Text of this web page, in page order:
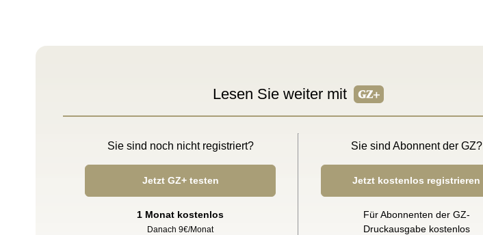
Lesen Sie weiter mit
Sie sind noch nicht registriert?
Jetzt GZ+ testen
1 Monat kostenlos
Danach 9€/Monat
Sie sind Abonnent der GZ?
Jetzt kostenlos registrieren
Für Abonnenten der GZ-
Druckausgabe kostenlos